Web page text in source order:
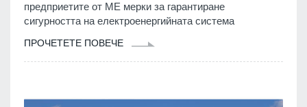
предприетите от МЕ мерки за гарантиране
сигурността на електроенергийната система
ПРОЧЕТЕТЕ ПОВЕЧЕ